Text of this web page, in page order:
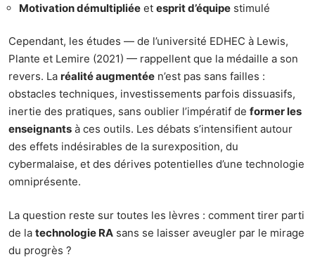
Motivation démultipliée et esprit d’équipe stimulé
Cependant, les études — de l’université EDHEC à Lewis,
Plante et Lemire (2021) — rappellent que la médaille a son
revers. La réalité augmentée n’est pas sans failles :
obstacles techniques, investissements parfois dissuasifs,
inertie des pratiques, sans oublier l’impératif de former les
enseignants à ces outils. Les débats s’intensifient autour
des effets indésirables de la surexposition, du
cybermalaise, et des dérives potentielles d’une technologie
omniprésente.
La question reste sur toutes les lèvres : comment tirer parti
de la technologie RA sans se laisser aveugler par le mirage
du progrès ?